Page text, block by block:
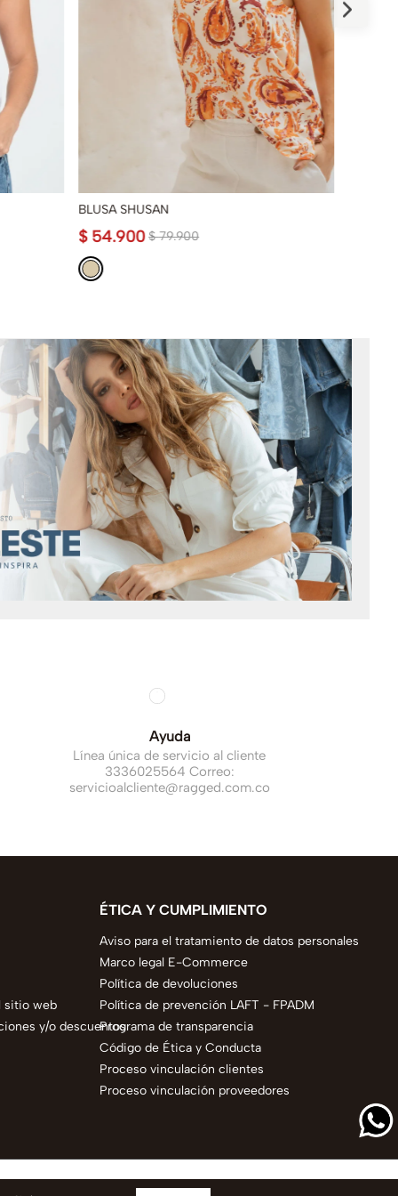
BLUSA SHUSAN
$ 79.900
$ 54.900
Ayuda
Línea única de servicio al cliente
3336025564 Correo:
servicioalcliente@ragged.com.co
sitio web
y/o descuentos
ÉTICA Y CUMPLIMIENTO
Aviso para el tratamiento de datos personales
Marco legal E-Commerce
Política de devoluciones
Política de prevención LAFT - FPADM
Programa de transparencia
Código de Ética y Conducta
Proceso vinculación clientes
Proceso vinculación proveedores